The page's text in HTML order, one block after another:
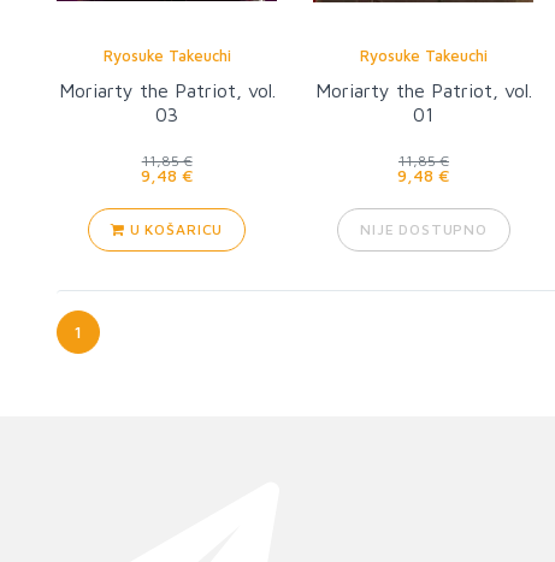
Ryosuke Takeuchi
Moriarty the Patriot, vol.
03
11,85 €
9,48 €
U KOŠARICU
Ryosuke Takeuchi
Moriarty the Patriot, vol.
01
11,85 €
9,48 €
NIJE DOSTUPNO
1